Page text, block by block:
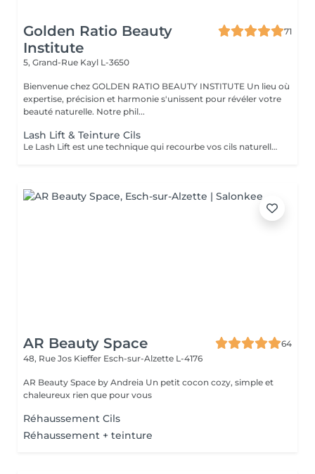
Golden Ratio Beauty
Institute
71
5, Grand-Rue Kayl L-3650
Bienvenue chez GOLDEN RATIO BEAUTY INSTITUTE Un lieu où
expertise, précision et harmonie s'unissent pour révéler votre
beauté naturelle. Notre phil...
Lash Lift & Teinture Cils
Le Lash Lift est une technique qui recourbe vos cils naturellement, en les liftant dès la racine pour un regard ouvert et lumineux, sans extensions. Associé à la teinture des cils, il remplace parfaitement le mascara pendant plusieurs semaines. Résultat : cils visiblement plus longs, recourbés et intensifiés. Tenue : 6 à 8 semaines selon la pousse naturelle. Idéal pour : un regard naturel, soigné et sans effort au quotidien. Un soin doux, sans entretien, pour sublimer votre regard en toute légèreté.
AR Beauty Space
64
48, Rue Jos Kieffer Esch-sur-Alzette L-4176
AR Beauty Space by Andreia Un petit cocon cozy, simple et
chaleureux rien que pour vous
Réhaussement Cils
Réhaussement + teinture